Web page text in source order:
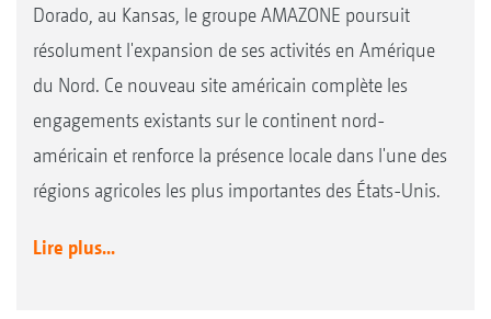
Dorado, au Kansas, le groupe AMAZONE poursuit
résolument l'expansion de ses activités en Amérique
du Nord. Ce nouveau site américain complète les
engagements existants sur le continent nord-
américain et renforce la présence locale dans l'une des
régions agricoles les plus importantes des États-Unis.
Lire plus...